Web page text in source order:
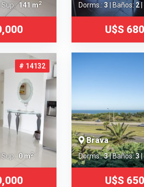
| Sup.:141 m2 Dorms.:3| Baños:2
U$S
# 14132
| Sup.: 0 m2
Brava
Dorms.:3| Baños:3|
U$S